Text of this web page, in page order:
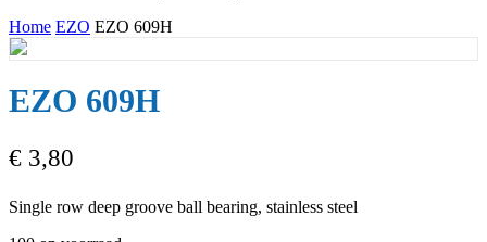
Home EZO EZO 609H
EZO 609H
€ 3,80
Single row deep groove ball bearing, stainless steel